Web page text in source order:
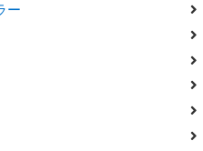
ー